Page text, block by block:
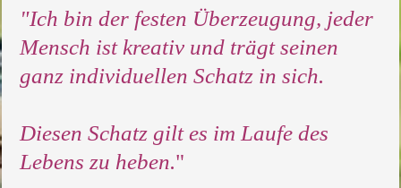
"Ich bin der festen Überzeugung, jeder
Mensch ist kreativ und trägt seinen
ganz individuellen Schatz in sich.
Diesen Schatz gilt es im Laufe des
Lebens zu heben."